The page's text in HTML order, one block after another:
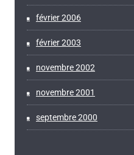
février 2006
février 2003
novembre 2002
novembre 2001
septembre 2000